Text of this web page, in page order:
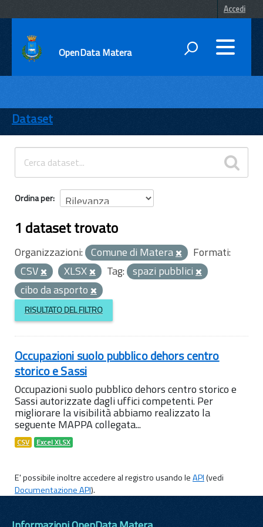
Accedi
OpenData Matera
ENTI
TEMI
INFORMAZIONI
Dataset
Ordina per
1 dataset trovato
Organizzazioni: Comune di Matera
Formati:
CSV
XLSX Tag: spazi pubblici
cibo da asporto
RISULTATO DEL FILTRO
Occupazioni suolo pubblico dehors centro
storico e Sassi
Occupazioni suolo pubblico dehors centro storico e
Sassi autorizzate dagli uffici competenti. Per
migliorare la visibilità abbiamo realizzato la
seguente MAPPA collegata...
CSV Excel XLSX
E' possibile inoltre accedere al registro usando leAPI(vedi
Documentazione API).